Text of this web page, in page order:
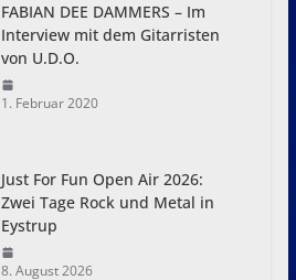
FABIAN DEE DAMMERS – Im
Interview mit dem Gitarristen
von U.D.O.
1. Februar 2020
Just For Fun Open Air 2026:
Zwei Tage Rock und Metal in
Eystrup
8. August 2026